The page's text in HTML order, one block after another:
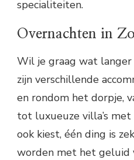
specialiteiten.
Overnachten in
Wil je graag wat langer
zijn verschillende
en rondom het dorpje,
tot luxueuze villa’s
ook kiest, één ding is
worden met het geluid